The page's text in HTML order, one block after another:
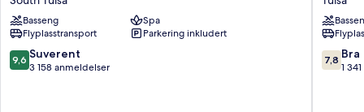
Casino
Resort
South
Tulsa
Basseng
Spa
Flyplasstransport
Parkering inkludert
9.6
av
9,6 Suverent
3 158 anmeldelser
Tulsa
7.8
av
7,8 Bra
1